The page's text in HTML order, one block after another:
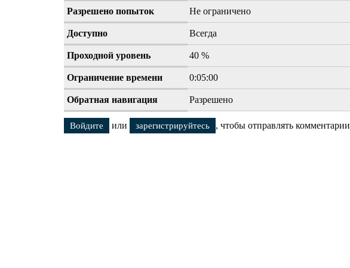
Представление
Разрешено попыток Не ограничено
Доступно Всегда
Проходной уровень 40 %
Ограничение времени 0:05:00
Обратная навигация Разрешено
Войдите или зарегистрируйтесь , чтобы отправлять комментарии